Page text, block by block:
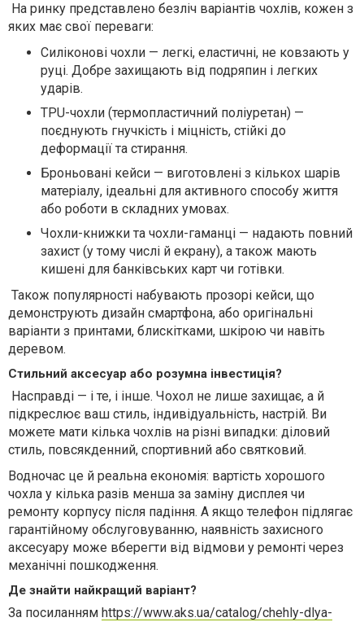
На ринку представлено безліч варіантів чохлів, кожен з
яких має свої переваги:
Силіконові чохли — легкі, еластичні, не ковзають у
руці. Добре захищають від подряпин і легких
ударів.
TPU-чохли (термопластичний поліуретан) —
поєднують гнучкість і міцність, стійкі до
деформації та стирання.
Броньовані кейси — виготовлені з кількох шарів
матеріалу, ідеальні для активного способу життя
або роботи в складних умовах.
Чохли-книжки та чохли-гаманці — надають повний
захист (у тому числі й екрану), а також мають
кишені для банківських карт чи готівки.
Також популярності набувають прозорі кейси, що
демонструють дизайн смартфона, або оригінальні
варіанти з принтами, блискітками, шкірою чи навіть
деревом.
Стильний аксесуар або розумна інвестиція?
Насправді — і те, і інше. Чохол не лише захищає, а й
підкреслює ваш стиль, індивідуальність, настрій. Ви
можете мати кілька чохлів на різні випадки: діловий
стиль, повсякденний, спортивний або святковий.
Водночас це й реальна економія: вартість хорошого
чохла у кілька разів менша за заміну дисплея чи
ремонту корпусу після падіння. А якщо телефон підлягає
гарантійному обслуговуванню, наявність захисного
аксесуару може вберегти від відмови у ремонті через
механічні пошкодження.
Де знайти найкращий варіант?
За посиланням https://www.aks.ua/catalog/chehly-dlya-